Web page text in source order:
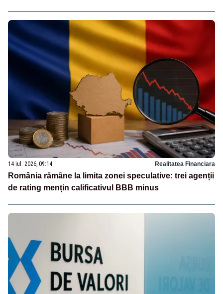
14 iul. 2026, 09:14 Realitatea Financiara
România rămâne la limita zonei speculative: trei agenții
de rating mențin calificativul BBB minus